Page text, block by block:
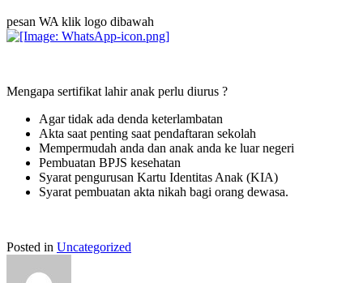
pesan WA klik logo dibawah
Mengapa sertifikat lahir anak perlu diurus ?
Agar tidak ada denda keterlambatan
Akta saat penting saat pendaftaran sekolah
Mempermudah anda dan anak anda ke luar negeri
Pembuatan BPJS kesehatan
Syarat pengurusan Kartu Identitas Anak (KIA)
Syarat pembuatan akta nikah bagi orang dewasa.
Posted in Uncategorized